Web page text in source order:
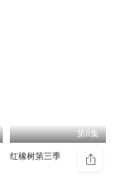
第6集
红橡树第三季